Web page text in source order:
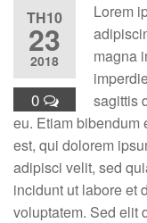
TH10
23
2018
0
Lorem
magna
sagittis
eu. Etiam bibendum
est, qui dolorem
adipisci velit, sed
incidunt ut labore et
voluptatem. Sed elit